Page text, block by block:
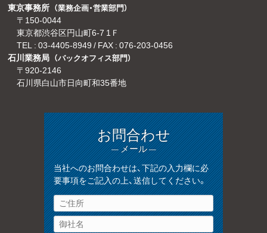
東京事務所 （業務企画・営業部門）
〒150-0044
東京都渋谷区円山町6-7 1Ｆ
TEL : 03-4405-8949 / FAX : 076-203-0456
石川業務局 （バックオフィス部門）
〒920-2146
石川県白山市日向町和35番地
お問合わせ
— メール —
当社へのお問合わせは、下記の入力欄に必
要事項をご記入の上、送信してください。